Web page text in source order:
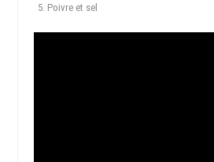
Poivre et sel